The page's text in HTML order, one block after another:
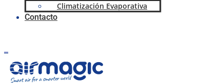
Climatización Evaporativa
Contacto